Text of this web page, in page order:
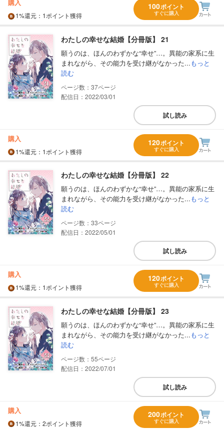
購入
1%還元 ：1ポイント獲得
100ポイント
すぐに購入
わたしの幸せな結婚【分冊版】 21
願うのは、ほんのわずかな“幸せ”…。異能の家系に生
まれながら、その能力を受け継がなかった...もっと
読む
37
配信日：2022/03/01
試し読み
購入
1%還元 ：1ポイント獲得
120ポイント
すぐに購入
わたしの幸せな結婚【分冊版】 22
願うのは、ほんのわずかな“幸せ”…。異能の家系に生
まれながら、その能力を受け継がなかった...もっと
読む
33
配信日：2022/05/01
試し読み
購入
1%還元 ：1ポイント獲得
120ポイント
すぐに購入
わたしの幸せな結婚【分冊版】 23
願うのは、ほんのわずかな“幸せ”…。異能の家系に生
まれながら、その能力を受け継がなかった...もっと
読む
55
配信日：2022/07/01
試し読み
購入
1%還元 ：2ポイント獲得
200ポイント
すぐに購入